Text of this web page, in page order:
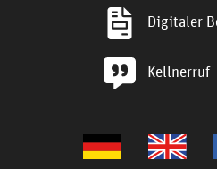
Digitaler
Kellnerruf